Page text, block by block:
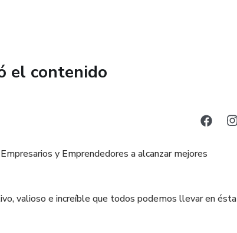
el contenido
y Emprendedores a alcanzar mejores
valioso e increíble que todos podemos llevar en ésta